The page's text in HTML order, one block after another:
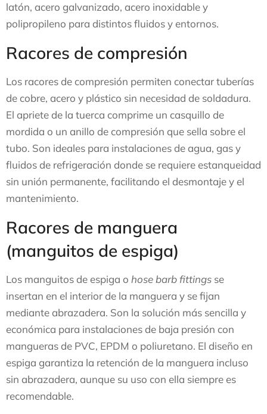
latón, acero galvanizado, acero inoxidable y
polipropileno para distintos fluidos y entornos.
Racores de compresión
Los racores de compresión permiten conectar tuberías
de cobre, acero y plástico sin necesidad de soldadura.
El apriete de la tuerca comprime un casquillo de
mordida o un anillo de compresión que sella sobre el
tubo. Son ideales para instalaciones de agua, gas y
fluidos de refrigeración donde se requiere estanqueidad
sin unión permanente, facilitando el desmontaje y el
mantenimiento.
Racores de manguera
(manguitos de espiga)
Los manguitos de espiga o hose barb fittings se
insertan en el interior de la manguera y se fijan
mediante abrazadera. Son la solución más sencilla y
económica para instalaciones de baja presión con
mangueras de PVC, EPDM o poliuretano. El diseño en
espiga garantiza la retención de la manguera incluso
sin abrazadera, aunque su uso con ella siempre es
recomendable.